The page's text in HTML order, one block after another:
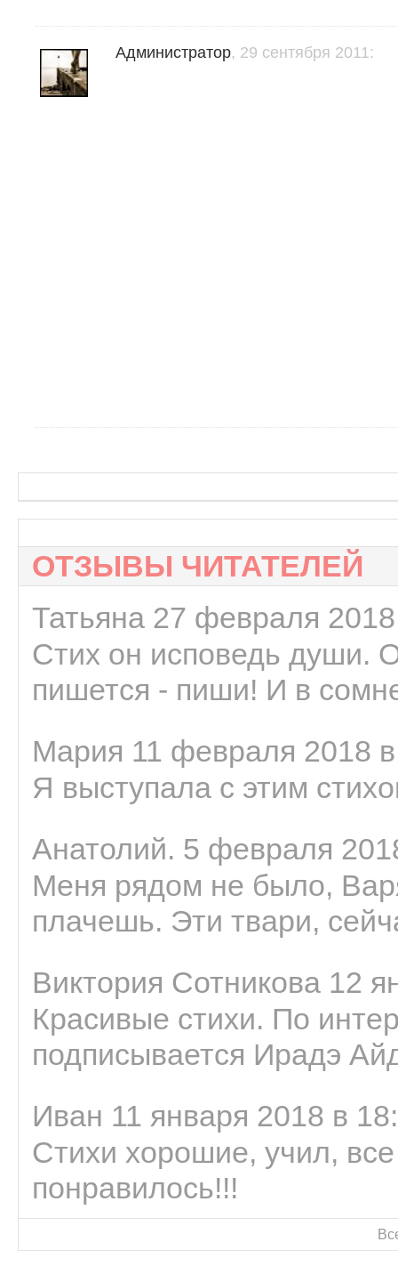
Администратор, 29 сентября 2011:
ОТЗЫВЫ ЧИТАТЕЛЕЙ
Татьяна 27 февраля
Стих он исповедь души.
пишется - пиши! И в
Мария 11 февраля 2018
Я выступала с этим
Анатолий. 5 февраля
Меня рядом не было,
плачешь. Эти твари,
Виктория Сотникова 12
Красивые стихи. По
подписывается Ирадэ
Иван 11 января 2018 в
Стихи хорошие, учил,
понравилось!!!